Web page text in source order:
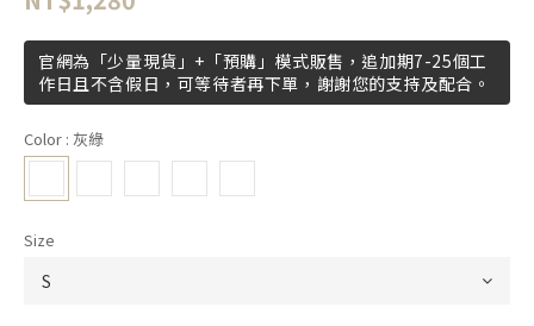
官網為「少量現貨」+「預購」模式販售，追加期7-25個工
作日且不含假日，可等待者再下單，謝謝您的支持及配合。
Color : 灰綠
Size